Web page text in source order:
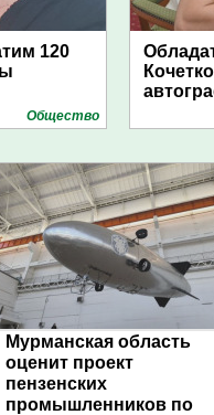
120
Общество
Мурманская область
оценит проект
пензенских
промышленников по